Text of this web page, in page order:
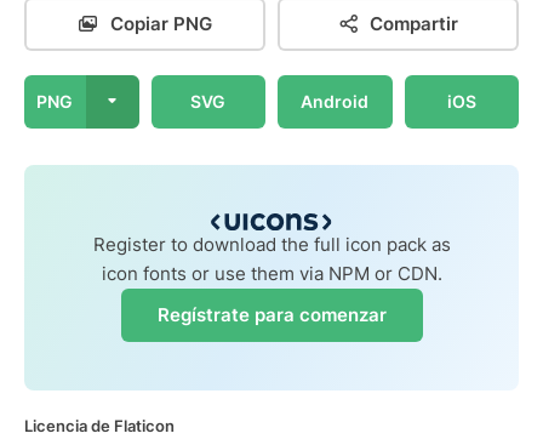
Copiar PNG Compartir
PNG SVG Android iOS
Register to download the full icon pack as
icon fonts or use them via NPM or CDN.
Regístrate para comenzar
Licencia de Flaticon